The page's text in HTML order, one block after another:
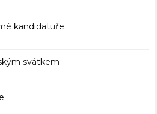
kandidatuře
svátkem